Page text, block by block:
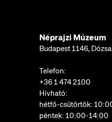
Néprajzi Múzeum
Budapest 1146,
Telefon:
+36 1 474 2100
Hívható:
hétfő-csütörtök:
péntek: 10:00-14:00